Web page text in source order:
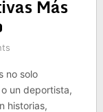
Más
no solo
un deportista,
historias,